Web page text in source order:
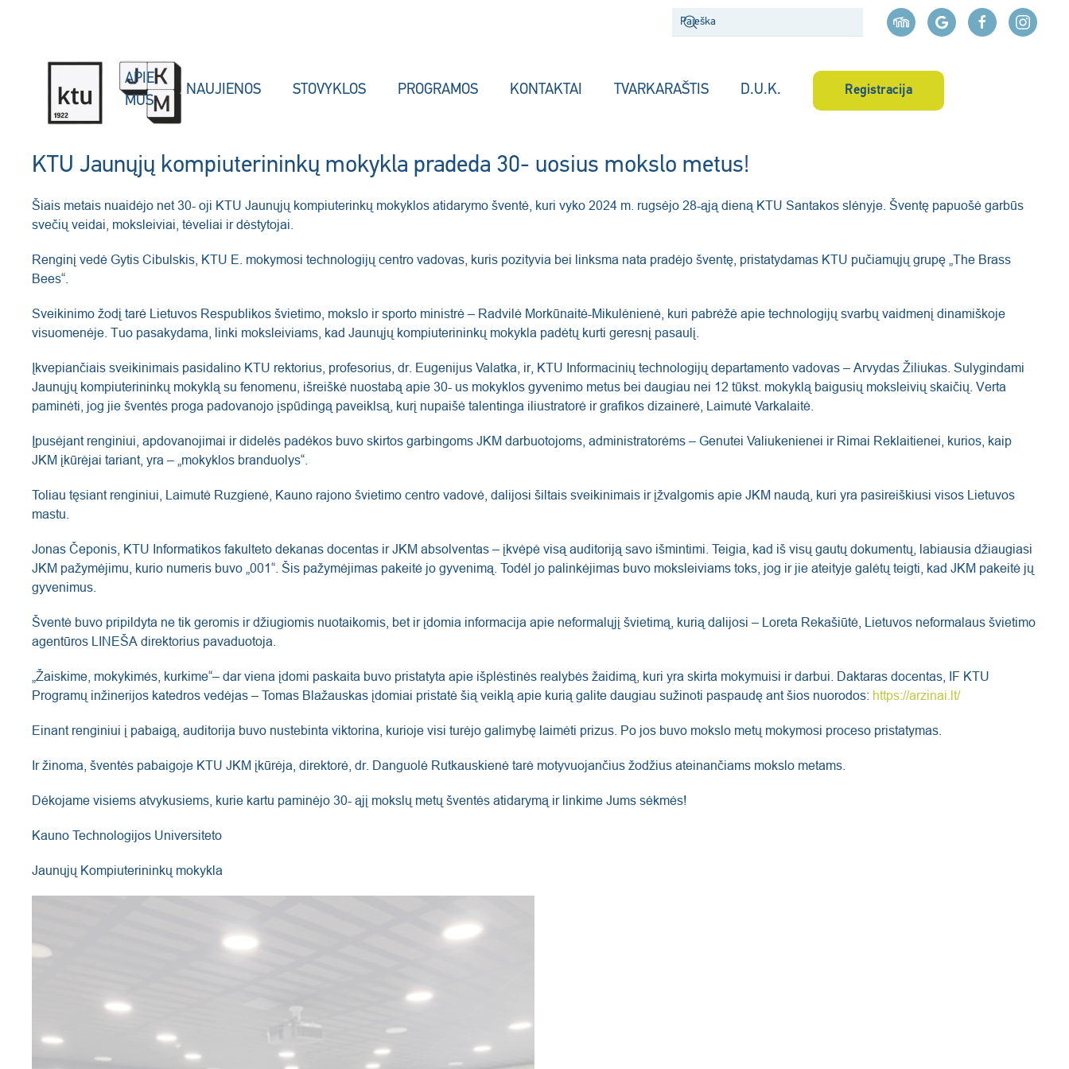
APIE
MUS
NAUJIENOS STOVYKLOS PROGRAMOS KONTAKTAI TVARKARAŠTIS D.U.K. Registracija
KTU Jaunųjų kompiuterininkų mokykla pradeda 30- uosius mokslo metus!
Šiais metais nuaidėjo net 30- oji KTU Jaunųjų kompiuterinkų mokyklos atidarymo šventė, kuri vyko 2024 m. rugsėjo 28-ąją dieną KTU Santakos slėnyje. Šventę papuošė garbūs
svečių veidai, moksleiviai, tėveliai ir dėstytojai.
Renginį vedė Gytis Cibulskis, KTU E. mokymosi technologijų centro vadovas, kuris pozityvia bei linksma nata pradėjo šventę, pristatydamas KTU pučiamųjų grupę „The Brass
Bees“.
Sveikinimo žodį tarė Lietuvos Respublikos švietimo, mokslo ir sporto ministrė – Radvilė Morkūnaitė-Mikulėnienė, kuri pabrėžė apie technologijų svarbų vaidmenį dinamiškoje
visuomenėje. Tuo pasakydama, linki moksleiviams, kad Jaunųjų kompiuterininkų mokykla padėtų kurti geresnį pasaulį.
Įkvepiančiais sveikinimais pasidalino KTU rektorius, profesorius, dr. Eugenijus Valatka, ir, KTU Informacinių technologijų departamento vadovas – Arvydas Žiliukas. Sulygindami
Jaunųjų kompiuterininkų mokyklą su fenomenu, išreiškė nuostabą apie 30- us mokyklos gyvenimo metus bei daugiau nei 12 tūkst. mokyklą baigusių moksleivių skaičių. Verta
paminėti, jog jie šventės proga padovanojo įspūdingą paveiklsą, kurį nupaišė talentinga iliustratorė ir grafikos dizainerė, Laimutė Varkalaitė.
Įpusėjant renginiui, apdovanojimai ir didelės padėkos buvo skirtos garbingoms JKM darbuotojoms, administratorėms – Genutei Valiukenienei ir Rimai Reklaitienei, kurios, kaip
JKM įkūrėjai tariant, yra – „mokyklos branduolys“.
Toliau tęsiant renginiui, Laimutė Ruzgienė, Kauno rajono švietimo centro vadovė, dalijosi šiltais sveikinimais ir įžvalgomis apie JKM naudą, kuri yra pasireiškiusi visos Lietuvos
mastu.
Jonas Čeponis, KTU Informatikos fakulteto dekanas docentas ir JKM absolventas – įkvėpė visą auditoriją savo išmintimi. Teigia, kad iš visų gautų dokumentų, labiausia džiaugiasi
JKM pažymėjimu, kurio numeris buvo „001“. Šis pažymėjimas pakeitė jo gyvenimą. Todėl jo palinkėjimas buvo moksleiviams toks, jog ir jie ateityje galėtų teigti, kad JKM pakeitė jų
gyvenimus.
Šventė buvo pripildyta ne tik geromis ir džiugiomis nuotaikomis, bet ir įdomia informacija apie neformalųjį švietimą, kurią dalijosi – Loreta Rekašiūtė, Lietuvos neformalaus švietimo
agentūros LINEŠA direktorius pavaduotoja.
„Žaiskime, mokykimės, kurkime“– dar viena įdomi paskaita buvo pristatyta apie išplėstinės realybės žaidimą, kuri yra skirta mokymuisi ir darbui. Daktaras docentas, IF KTU
Programų inžinerijos katedros vedėjas – Tomas Blažauskas įdomiai pristatė šią veiklą apie kurią galite daugiau sužinoti paspaudę ant šios nuorodos: https://arzinai.lt/
Einant renginiui į pabaigą, auditorija buvo nustebinta viktorina, kurioje visi turėjo galimybę laimėti prizus. Po jos buvo mokslo metų mokymosi proceso pristatymas.
Ir žinoma, šventės pabaigoje KTU JKM įkūrėja, direktorė, dr. Danguolė Rutkauskienė tarė motyvuojančius žodžius ateinančiams mokslo metams.
Dėkojame visiems atvykusiems, kurie kartu paminėjo 30- ąjį mokslų metų šventės atidarymą ir linkime Jums sėkmės!
Kauno Technologijos Universiteto
Jaunųjų Kompiuterininkų mokykla